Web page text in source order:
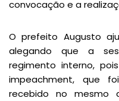
convocação e a
O prefeito Augusto
alegando que a
regimento interno,
impeachment, que
recebido no mesmo